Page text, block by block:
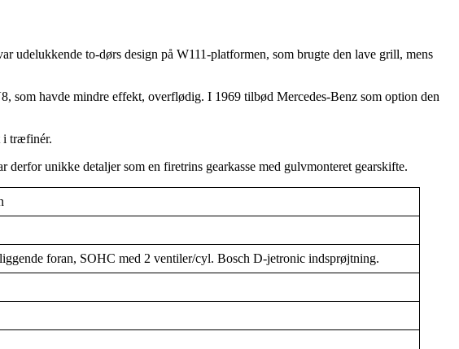
udelukkende to-dørs design på W111-platformen, som brugte den lave grill, mens
som havde mindre effekt, overflødig. I 1969 tilbød Mercedes-Benz som option den
i træfinér.
unikke detaljer som en firetrins gearkasse med gulvmonteret gearskifte.
foran, SOHC med 2 ventiler/cyl. Bosch D-jetronic indsprøjtning.